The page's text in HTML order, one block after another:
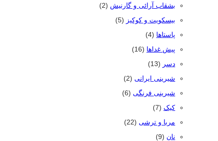
بشقاب آرائی و گارنیش (2)
بیسکویت و کوکیز (5)
پاستاها (4)
پیش غداها (16)
دسر (13)
شیرینی ایرانی (2)
شیرینی فرنگی (6)
کیک (7)
مربا و ترشی (22)
نان (9)